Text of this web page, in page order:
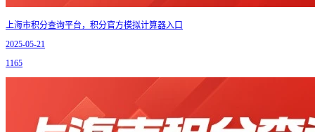
上海市积分查询平台，积分官方模拟计算器入口
2025-05-21
1165